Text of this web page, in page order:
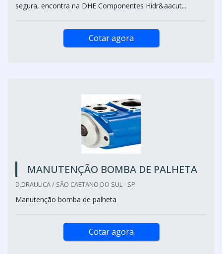
segura, encontra na DHE Componentes Hidr&aacut...
Cotar agora
MANUTENÇÃO BOMBA DE PALHETA
D.DRAULICA / SÃO CAETANO DO SUL - SP
Manutenção bomba de palheta
Cotar agora